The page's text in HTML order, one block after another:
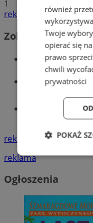
1
reklama
Zobacz również
Wiadomości
Wiadomości
reklama
reklama
Ogłoszenia
również
Twoje
opierać się
prawo
chwili
prywatności
POKAŻ